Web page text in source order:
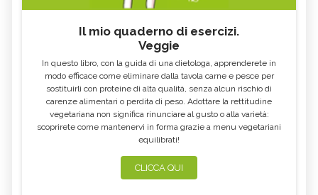
Il mio quaderno di esercizi.
Veggie
In questo libro, con la guida di una dietologa, apprenderete in
modo efficace come eliminare dalla tavola carne e pesce per
sostituirli con proteine di alta qualità, senza alcun rischio di
carenze alimentari o perdita di peso. Adottare la rettitudine
vegetariana non significa rinunciare al gusto o alla varietà:
scoprirete come mantenervi in forma grazie a menu vegetariani
equilibrati!
CLICCA QUI